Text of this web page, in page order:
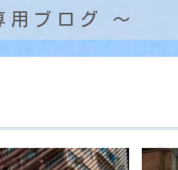
ブログ ～